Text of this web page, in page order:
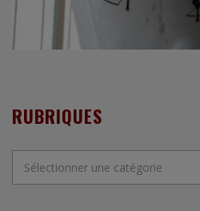
RUBRIQUES